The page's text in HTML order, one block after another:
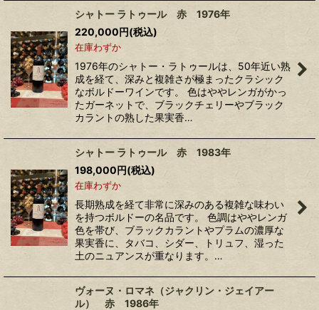
シャトー ラトゥール 赤 1976年
220,000円(税込)
在庫わずか
1976年のシャトー・ラトゥールは、50年近い熟
成を経て、深みと複雑さが極まったクラシック
なボルドーワインです。 色はややレンガがかっ
たガーネットで、ブラックチェリーやブラック
カラントの熟した果実香…
シャトー ラトゥール 赤 1983年
198,000円(税込)
在庫わずか
長期熟成を経て非常に深みのある複雑な味わい
を持つボルドーの名品です。 色調はややレンガ
色を帯び、ブラックカラントやプラムの濃厚な
果実香に、タバコ、シダー、トリュフ、湿った
土のニュアンスが重なります。…
ヴォーヌ・ロマネ（ジャクリン・ジェイアー
ル） 赤 1986年